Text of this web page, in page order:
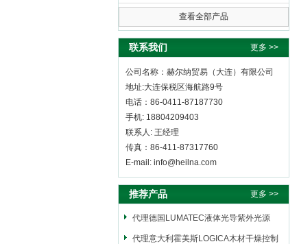
查看全部产品
联系我们 更多 >>
公司名称：赫尔纳贸易（大连）有限公司
地址:大连保税区海航路9号
电话：86-0411-87187730
手机: 18804209403
联系人: 王经理
传真：86-411-87317760
E-mail: info@heilna.com
推荐产品 更多 >>
代理德国LUMATEC液体光导紫外光源
代理意大利霍美斯LOGICA木材干燥控制